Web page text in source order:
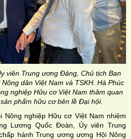
viên Trung ương Đảng, Chủ tịch Ban
dân Việt Nam và TSKH. Hà Phúc
nghiệp Hữu cơ Việt Nam thăm quan
phẩm hữu cơ bên lề Đại hội.
nghiệp Hữu cơ Việt Nam nhiệm
Lương Quốc Đoàn, Ủy viên Trung
hành Trung ương ương Hội Nông